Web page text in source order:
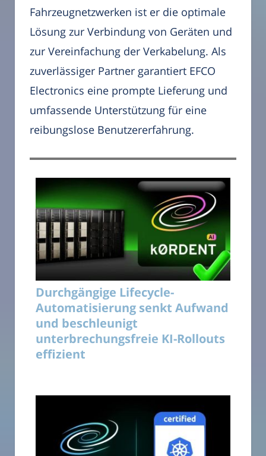
Fahrzeugnetzwerken ist er die optimale
Lösung zur Verbindung von Geräten und
zur Vereinfachung der Verkabelung. Als
zuverlässiger Partner garantiert EFCO
Electronics eine prompte Lieferung und
umfassende Unterstützung für eine
reibungslose Benutzererfahrung.
Durchgängige Lifecycle-
Automatisierung senkt Aufwand
und beschleunigt
unterbrechungsfreie KI-Rollouts
effizient